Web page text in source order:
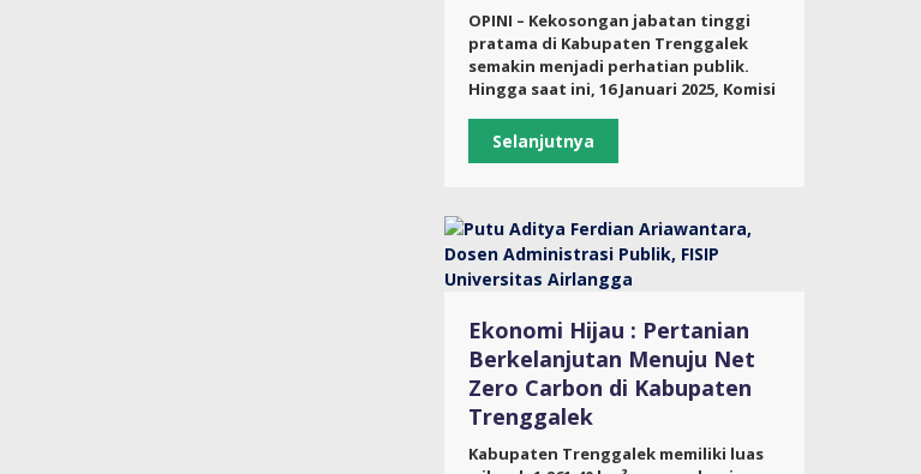
OPINI – Kekosongan jabatan tinggi
pratama di Kabupaten Trenggalek
semakin menjadi perhatian publik.
Hingga saat ini, 16 Januari 2025, Komisi
Selanjutnya
Ekonomi Hijau : Pertanian
Berkelanjutan Menuju Net
Zero Carbon di Kabupaten
Trenggalek
Kabupaten Trenggalek memiliki luas